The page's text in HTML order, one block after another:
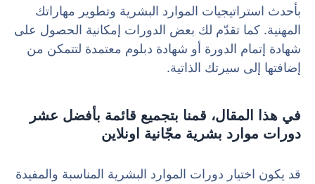
بأحدث استراتيجيات الموارد البشرية وتطوير مهاراتك
المهنية. كما تقدّم لك بعض الدورات إمكانية الحصول على
شهادة إتمام الدورة أو شهادة دبلوم معتمدة لتتمكن من
إضافتها إلى سيرتك الذاتية.
في هذا المقال، قمنا بتجميع قائمة بأفضل عشر
دورات موارد بشرية مجّانية اونلاين
قد يكون اختيار دورات الموارد البشرية المناسبة والمفيدة